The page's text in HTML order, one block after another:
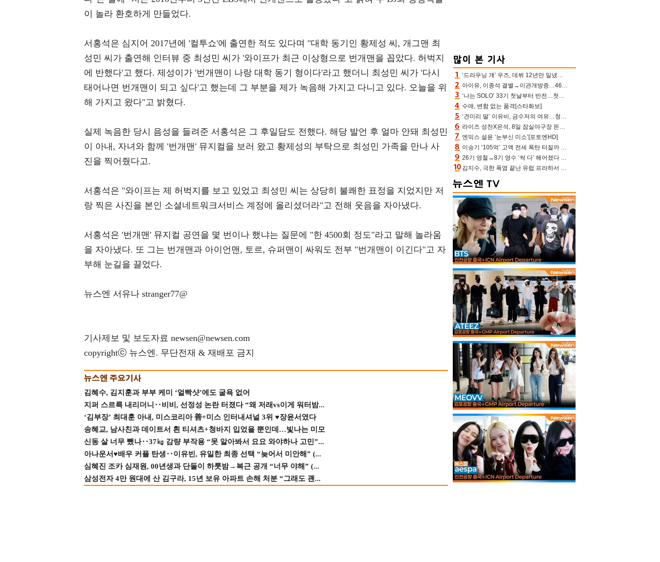
이 놀라 환호하게 만들었다.
서홍석은 심지어 2017년에 '컬투쇼'에 출연한 적도 있다며 "대학 동기인 황제성 씨, 개그맨 최
성민 씨가 출연해 인터뷰 중 최성민 씨가 '와이프가 최근 이상형으로 번개맨을 꼽았다. 허벅지
에 반했다'고 했다. 제성이가 '번개맨이 나랑 대학 동기 형이다'라고 했더니 최성민 씨가 '다시
태어나면 번개맨이 되고 싶다'고 했는데 그 부분을 제가 녹음해 가지고 다니고 있다. 오늘을 위
해 가지고 왔다"고 밝혔다.
실제 녹음한 당시 음성을 들려준 서홍석은 그 후일담도 전했다. 해당 발언 후 얼마 안돼 최성민
이 아내, 자녀와 함께 '번개맨' 뮤지컬을 보러 왔고 황제성의 부탁으로 최성민 가족을 만나 사
진을 찍어줬다고.
서홍석은 "와이프는 제 허벅지를 보고 있었고 최성민 씨는 상당히 불쾌한 표정을 지었지만 저
랑 찍은 사진을 본인 소셜네트워크서비스 계정에 올리셨더라"고 전해 웃음을 자아냈다.
서홍석은 '번개맨' 뮤지컬 공연을 몇 번이나 했냐는 질문에 "한 4500회 정도"라고 말해 놀라움
을 자아냈다. 또 그는 번개맨과 아이언맨, 토르, 슈퍼맨이 싸워도 전부 "번개맨이 이긴다"고 자
부해 눈길을 끌었다.
뉴스엔 서유나 stranger77@
기사제보 및 보도자료 newsen@newsen.com
copyrightⓒ 뉴스엔. 무단전재 & 재배포 금지
김혜수, 김지훈과 부부 케미 ‘얼빡샷’에도 굴욕 없어
지퍼 스르륵 내리더니‥비비, 선정성 논란 터졌다 “왜 저래vs이게 워터밤...
‘김부장’ 최대훈 아내, 미스코리아 善+미스 인터내셔널 3위 ♥장윤서였다
송혜교, 남사친과 데이트서 흰 티셔츠+청바지 입었을 뿐인데…빛나는 미모
신동 살 너무 뺐나‥37㎏ 감량 부작용 “못 알아봐서 요요 와야하나 고민”...
아나운서♥배우 커플 탄생‥이유빈, 유일한 최종 선택 “늦어서 미안해” (...
심혜진 조카 심재원, 00년생과 단둘이 하룻밤→복근 공개 “너무 야해” (...
삼성전자 4만 원대에 산 김구라, 15년 보유 아파트 손해 처분 “그래도 괜...
‘드라우닝 걔’ 우즈, 데뷔 12년만 일냈다…체조경기장 입성 확정
아이유, 이종석 결별→이관개방증…46장 꽉 채운 유애나 ♥ “열심히 사는 중”
‘나는 SOLO’ 33기 첫날부터 반전…첫인상 0표 영호, 호감남 급부상
수애, 변함 없는 품격[스타화보]
‘견미리 딸’ 이유비, 금수저의 여유…청순 미모에 반전 슬림 라인
라이즈 성찬X은석, 8일 잠실야구장 뜬다…시구 시타+특별공연까지
엔믹스 설윤 ‘눈부신 미소’[포토엔HD]
이승기 ‘105억’ 고액 전세 폭탄 터질까 “차가원 측이 돈 준다고, 약속 안 지키면 법적 조치”
26기 영철→8기 영수 ‘싹 다’ 헤어졌다 ‘나솔사계’ 충격의 현커 0쌍 (촌장TV)
김지수, 극한 폭염 끝난 유럽 프라하서 쾌적한 여름나기 “선풍기만으로 지내”